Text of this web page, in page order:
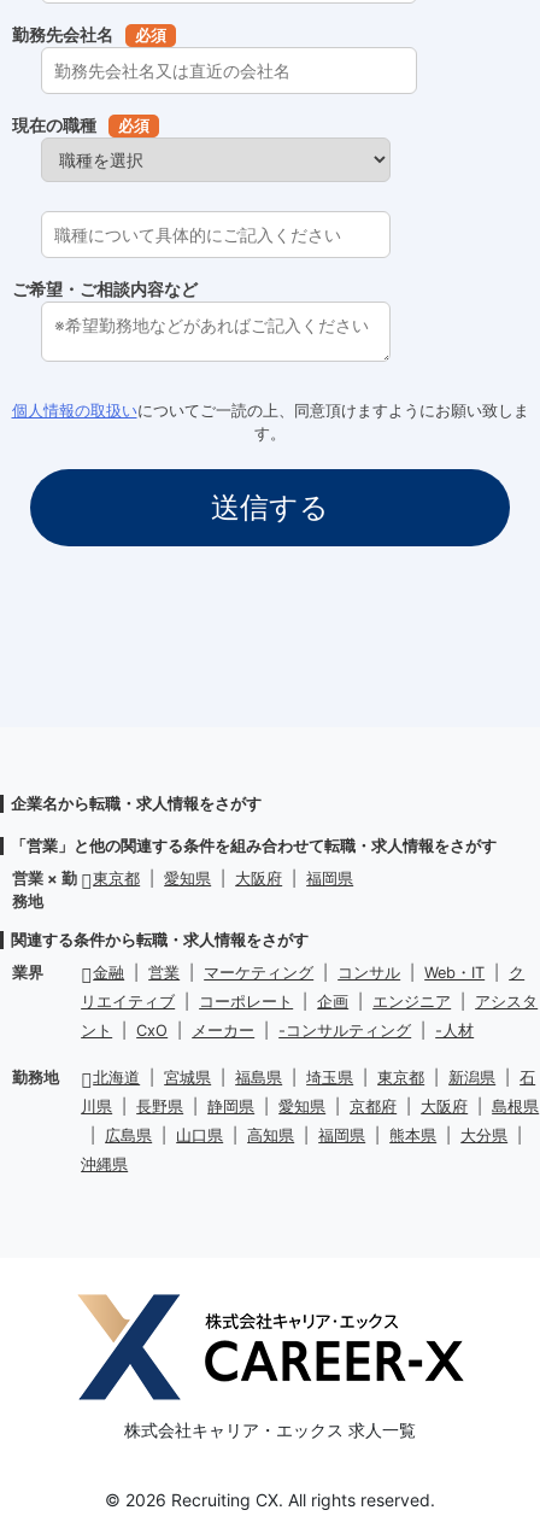
勤務先会社名 必須
現在の職種 必須
ご希望・ご相談内容など
個人情報の取扱いについてご一読の上、同意頂けますようにお願い致しま
す。
企業名から転職・求人情報をさがす
「営業」と他の関連する条件を組み合わせて転職・求人情報をさがす
営業 × 勤
務地
東京都 愛知県 大阪府 福岡県
関連する条件から転職・求人情報をさがす
業界
金融 営業 マーケティング コンサル Web・IT
ク
リエイティブ
コーポレート 企画 エンジニア
アシスタ
ント
CxO メーカー -コンサルティング -人材
勤務地 北海道 宮城県 福島県 埼玉県 東京都 新潟県
石
川県
長野県 静岡県 愛知県 京都府 大阪府
島根県
広島県 山口県 高知県 福岡県 熊本県 大分県
沖縄県
株式会社キャリア・エックス 求人一覧
© 2026 Recruiting CX. All rights reserved.